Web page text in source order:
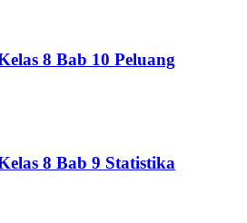
8 Bab 10 Peluang
8 Bab 9 Statistika